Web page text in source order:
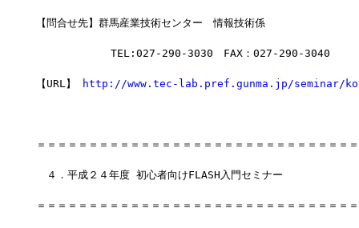
【問合せ先】群馬産業技術センター　情報技術係
         　 TEL:027-290-3030　FAX：027-290-3040
【URL】 http://www.tec-lab.pref.gunma.jp/seminar/
＝＝＝＝＝＝＝＝＝＝＝＝＝＝＝＝＝＝＝＝＝＝＝＝＝＝＝＝＝＝
４．平成２４年度 初心者向けFLASH入門セミナー
＝＝＝＝＝＝＝＝＝＝＝＝＝＝＝＝＝＝＝＝＝＝＝＝＝＝＝＝＝＝